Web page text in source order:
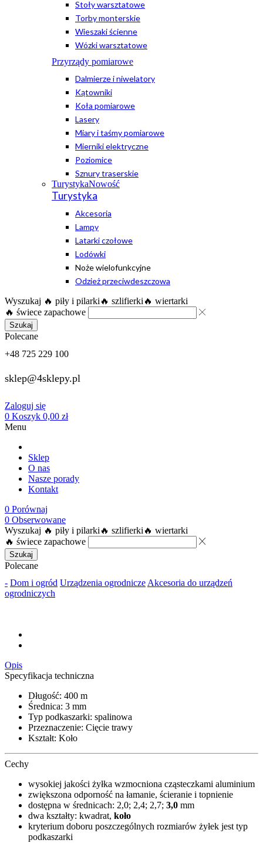
Stoły warsztatowe
Torby monterskie
Wieszaki ścienne
Wózki warsztatowe
Przyrządy pomiarowe
Dalmierze i niwelatory
Kątowniki
Koła pomiarowe
Lasery
Miary i taśmy pomiarowe
Mierniki elektryczne
Poziomice
Sznury traserskie
TurystykaNowość
Turystyka
Akcesoria
Lampy
Latarki czołowe
Lodówki
Noże wielofunkcyjne
Odzież przeciwdeszczowa
Wyszukaj 🔥 piły i pilarki 🔥 szlifierki 🔥 wiertarki
🔥 świece zapachowe
Szukaj
Polecane
+48 725 229 100
sklep@4sklepy.pl
Zaloguj się
0 Koszyk 0,00 zł
Menu
Sklep
O nas
Nasze porady
Kontakt
0 Porównaj
0 Obserwowane
Wyszukaj 🔥 piły i pilarki 🔥 szlifierki 🔥 wiertarki
🔥 świece zapachowe
Szukaj
Polecane
- Dom i ogród Urządzenia ogrodnicze Akcesoria do urządzeń
ogrodniczych
Opis
Specyfikacja techniczna
Długość: 400 m
Średnica: 3 mm
Typ podkaszarki: spalinowa
Przeznaczenie: Cięcie trawy
Kształt: Koło
Cechy
wysokiej jakości żyłka wzmocniona cząsteczkami aluminium
zwiększona odporność na łamanie, ścieranie i topnienie
dostępna w średnicach: 2,0; 2,4; 2,7; 3,0 mm
dwa kształty: kwadrat, koło
kryterium doboru poszczególnych rozmiarów żyłek jest typ
podkaszarki